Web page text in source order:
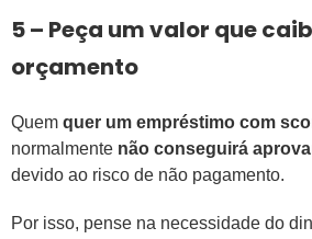
5 – Peça um valor que
orçamento
Quem quer um empréstimo com
normalmente não conseguirá
devido ao risco de não pagamento.
Por isso, pense na necessidade do